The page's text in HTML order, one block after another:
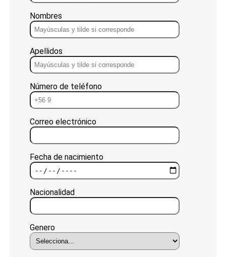
Nombres
Apellidos
Número de teléfono
Correo electrónico
Fecha de nacimiento
Nacionalidad
Genero